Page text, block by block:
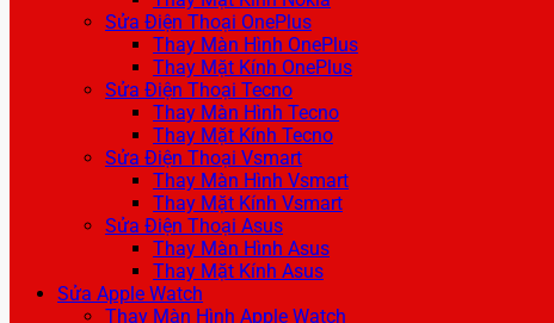
Sửa Điện Thoại OnePlus
Thay Màn Hình OnePlus
Thay Mặt Kính OnePlus
Sửa Điện Thoại Tecno
Thay Màn Hình Tecno
Thay Mặt Kính Tecno
Sửa Điện Thoại Vsmart
Thay Màn Hình Vsmart
Thay Mặt Kính Vsmart
Sửa Điện Thoại Asus
Thay Màn Hình Asus
Thay Mặt Kính Asus
Sửa Apple Watch
Thay Màn Hình Apple Watch